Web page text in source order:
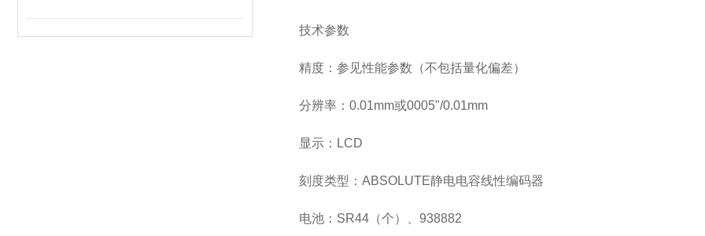
技术参数
精度：参见性能参数（不包括量化偏差）
分辨率：0.01mm或0005"/0.01mm
显示：LCD
刻度类型：ABSOLUTE静电电容线性编码器
电池：SR44（个）、938882